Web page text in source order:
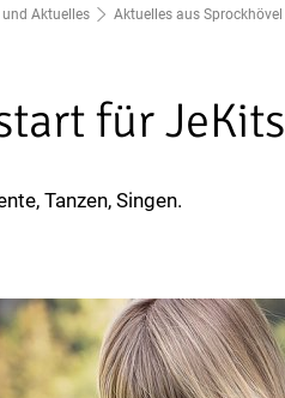
Aktuelles Aktuelles aus Sprockhövel
für JeKits
Tanzen, Singen.